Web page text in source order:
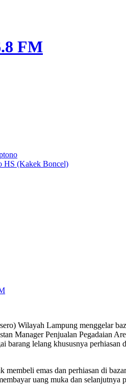
FM
HS (Kakek Boncel)
Wilayah Lampung menggelar
Manager Penjualan Pegadaian
barang lelang khususnya
membeli emas dan perhiasan di
uang muka dan selanjutnya